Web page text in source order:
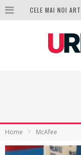
CELE MAI NOI
Home McAfee